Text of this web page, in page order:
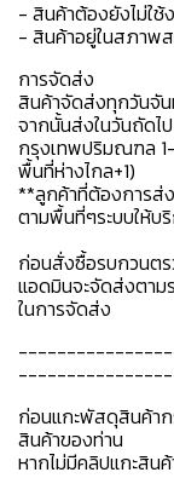
- สินค้าต้องยังไม่ใ
- สินค้าอยู่ในสภา
การจัดส่ง
สินค้าจัดส่งทุกวันจัน
จากนั้นส่งในวันถัดไป
กรุงเทพปริมณฑล
พื้นที่ห่างไกล+1)
**ลูกค้าที่ต้องการส่ง
ตามพื้นที่ๆระบบให้บ
ก่อนสั่งซื้อรบกวนต
แอดมินจะจัดส่งตาม
ในการจัดส่ง
ก่อนแกะพัสดุสินค้า
สินค้าของท่าน
หากไม่มีคลิปแกะสิน